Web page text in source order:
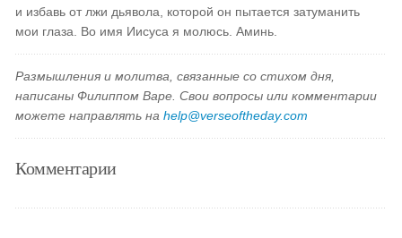
и избавь от лжи дьявола, которой он пытается затуманить
мои глаза. Во имя Иисуса я молюсь. Аминь.
Размышления и молитва, связанные со стихом дня,
написаны Филиппом Варе. Свои вопросы или комментарии
можете направлять наhelp@verseoftheday.com
Комментарии